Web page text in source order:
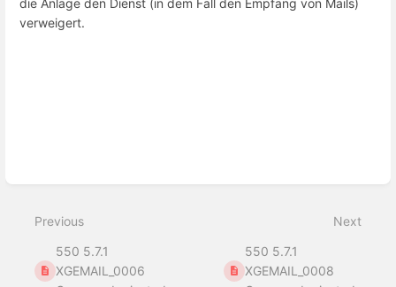
die Anlage den Dienst (in dem Fall den Empfang von Mails)
verweigert.
Previous
550 5.7.1
XGEMAIL_0006
Next
550 5.7.1
XGEMAIL_0008